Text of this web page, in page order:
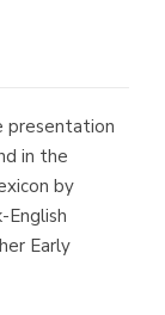
presentation
in the
by
English
Early